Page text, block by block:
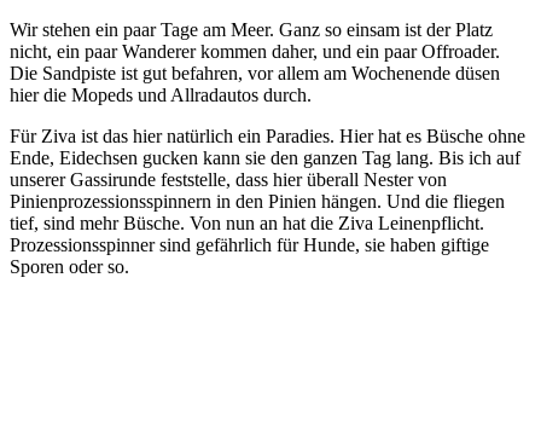
Wir stehen ein paar Tage am Meer. Ganz so einsam ist der Platz
nicht, ein paar Wanderer kommen daher, und ein paar Offroader.
Die Sandpiste ist gut befahren, vor allem am Wochenende düsen
hier die Mopeds und Allradautos durch.
Für Ziva ist das hier natürlich ein Paradies. Hier hat es Büsche ohne
Ende, Eidechsen gucken kann sie den ganzen Tag lang. Bis ich auf
unserer Gassirunde feststelle, dass hier überall Nester von
Pinienprozessionsspinnern in den Pinien hängen. Und die fliegen
tief, sind mehr Büsche. Von nun an hat die Ziva Leinenpflicht.
Prozessionsspinner sind gefährlich für Hunde, sie haben giftige
Sporen oder so.